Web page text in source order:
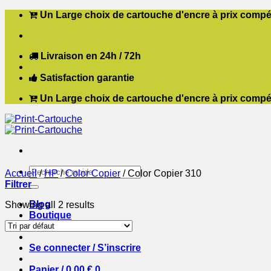
Passer
contenu
Un Large choix de cartouche d'encre à prix
Livraison en 24h / 72h
Satisfaction garantie
Un Large choix de cartouche d'encre à prix
Recherche
pour :
Blog
Boutique
Contact
Se connecter / S’inscrire
Accueil / HP / Color Copier /Color Copier 310
Filtrer
Showing all 2 results